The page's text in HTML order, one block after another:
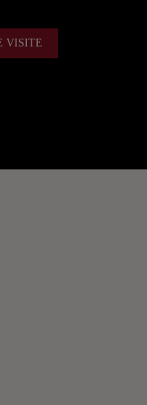
VISITE